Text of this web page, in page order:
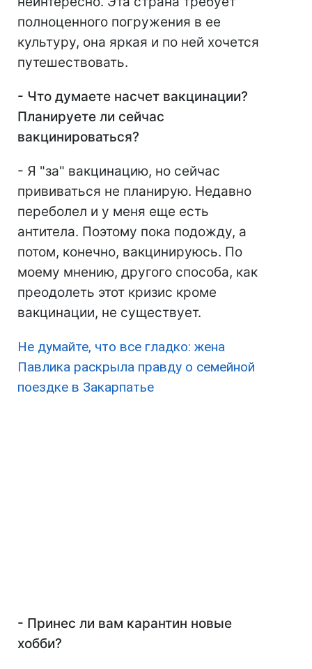
полноценного погружения в ее
культуру, она яркая и по ней хочется
путешествовать.
- Что думаете насчет вакцинации?
Планируете ли сейчас
вакцинироваться?
- Я "за" вакцинацию, но сейчас
прививаться не планирую. Недавно
переболел и у меня еще есть
антитела. Поэтому пока подожду, а
потом, конечно, вакцинируюсь. По
моему мнению, другого способа, как
преодолеть этот кризис кроме
вакцинации, не существует.
Не думайте, что все гладко: жена
Павлика раскрыла правду о семейной
поездке в Закарпатье
- Принес ли вам карантин новые
хобби?